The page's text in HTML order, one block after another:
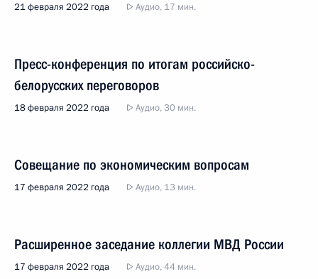
21 февраля 2022 года Аудио, 17 мин.
Пресс-конференция по итогам российско-
белорусских переговоров
18 февраля 2022 года Аудио, 30 мин.
Совещание по экономическим вопросам
17 февраля 2022 года Аудио, 13 мин.
Расширенное заседание коллегии МВД России
17 февраля 2022 года Аудио, 44 мин.